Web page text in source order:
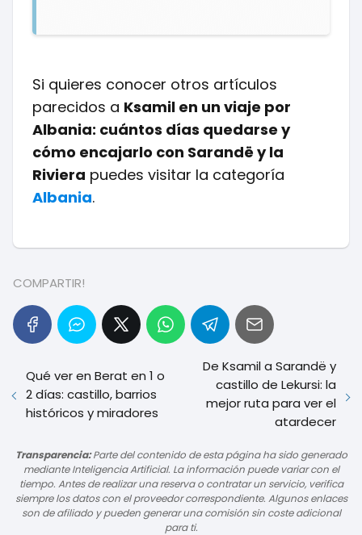
Si quieres conocer otros artículos
parecidos a Ksamil en un viaje por
Albania: cuántos días quedarse y
cómo encajarlo con Sarandë y la
Riviera puedes visitar la categoría
Albania.
COMPARTIR!
Qué ver en Berat en 1 o
2 días: castillo, barrios
históricos y miradores
De Ksamil a Sarandë y
castillo de Lekursi: la
mejor ruta para ver el
atardecer
Transparencia:Parte del contenido de esta página ha sido generado
mediante Inteligencia Artificial. La información puede variar con el
tiempo. Antes de realizar una reserva o contratar un servicio, verifica
siempre los datos con el proveedor correspondiente. Algunos enlaces
son de afiliado y pueden generar una comisión sin coste adicional
para ti.